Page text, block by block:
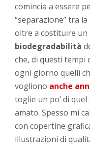
comincia a essere
“separazione” tra
oltre a costituire un
biodegradabilità
che, di questi tempi
ogni giorno quelli
vogliono anche
toglie un po’ di
amato. Spesso mi
con copertine
illustrazioni di